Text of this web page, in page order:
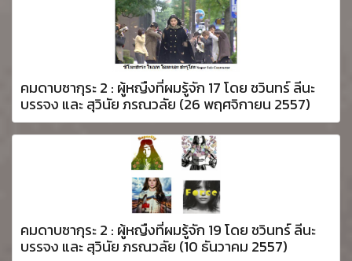
คมดาบซากุระ 2 : ผู้หญืงที่ผมรู้จัก 17 โดย ชวินทร์ ลีนะ
บรรจง และ สุวินัย ภรณวลัย (26 พฤศจิกายน 2557)
คมดาบซากุระ 2 : ผู้หญืงที่ผมรู้จัก 19 โดย ชวินทร์ ลีนะ
บรรจง และ สุวินัย ภรณวลัย (10 ธันวาคม 2557)